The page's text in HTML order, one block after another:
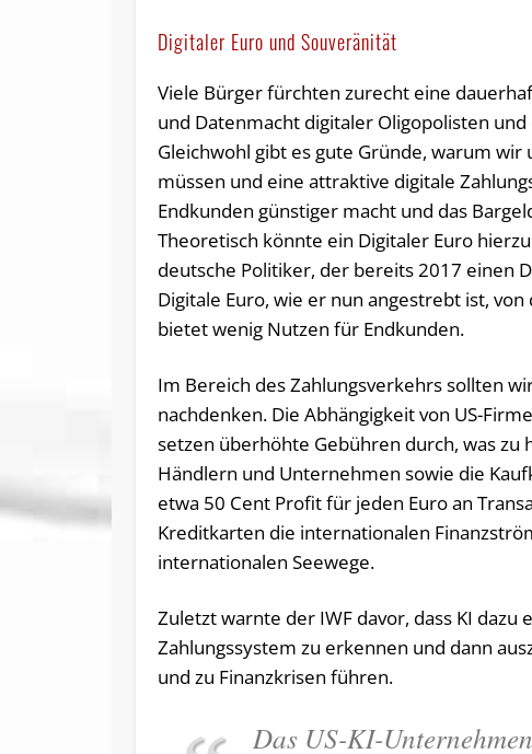
Digitaler Euro und Souveränität
Viele Bürger fürchten zurecht eine
und Datenmacht digitaler Oligopolisten
Gleichwohl gibt es gute Gründe, warum
müssen und eine attraktive digitale
Endkunden günstiger macht und das
Theoretisch könnte ein Digitaler Euro
deutsche Politiker, der bereits 2017 einen
Digitale Euro, wie er nun angestrebt ist,
bietet wenig Nutzen für Endkunden.
Im Bereich des Zahlungsverkehrs sollten
nachdenken. Die Abhängigkeit von US-
setzen überhöhte Gebühren durch, was
Händlern und Unternehmen sowie die
etwa 50 Cent Profit für jeden Euro an
Kreditkarten die internationalen
internationalen Seewege.
Zuletzt warnte der IWF davor, dass KI
Zahlungssystem zu erkennen und dann
und zu Finanzkrisen führen.
Das US-KI-